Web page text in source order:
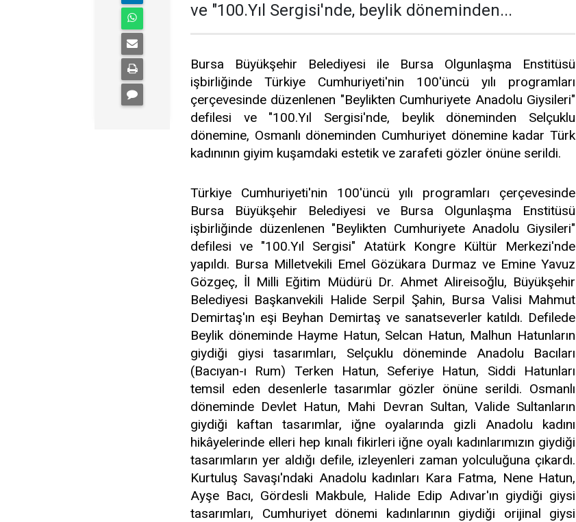
ve "100.Yıl Sergisi'nde, beylik döneminden...
Bursa Büyükşehir Belediyesi ile Bursa Olgunlaşma Enstitüsü
işbirliğinde Türkiye Cumhuriyeti'nin 100'üncü yılı programları
çerçevesinde düzenlenen "Beylikten Cumhuriyete Anadolu Giysileri"
defilesi ve "100.Yıl Sergisi'nde, beylik döneminden Selçuklu
dönemine, Osmanlı döneminden Cumhuriyet dönemine kadar Türk
kadınının giyim kuşamdaki estetik ve zarafeti gözler önüne serildi.
Türkiye Cumhuriyeti'nin 100'üncü yılı programları çerçevesinde
Bursa Büyükşehir Belediyesi ve Bursa Olgunlaşma Enstitüsü
işbirliğinde düzenlenen "Beylikten Cumhuriyete Anadolu Giysileri"
defilesi ve "100.Yıl Sergisi" Atatürk Kongre Kültür Merkezi'nde
yapıldı. Bursa Milletvekili Emel Gözükara Durmaz ve Emine Yavuz
Gözgeç, İl Milli Eğitim Müdürü Dr. Ahmet Alireisoğlu, Büyükşehir
Belediyesi Başkanvekili Halide Serpil Şahin, Bursa Valisi Mahmut
Demirtaş'ın eşi Beyhan Demirtaş ve sanatseverler katıldı. Defilede
Beylik döneminde Hayme Hatun, Selcan Hatun, Malhun Hatunların
giydiği giysi tasarımları, Selçuklu döneminde Anadolu Bacıları
(Bacıyan-ı Rum) Terken Hatun, Seferiye Hatun, Siddi Hatunları
temsil eden desenlerle tasarımlar gözler önüne serildi. Osmanlı
döneminde Devlet Hatun, Mahi Devran Sultan, Valide Sultanların
giydiği kaftan tasarımlar, iğne oyalarında gizli Anadolu kadını
hikâyelerinde elleri hep kınalı fikirleri iğne oyalı kadınlarımızın giydiği
tasarımların yer aldığı defile, izleyenleri zaman yolculuğuna çıkardı.
Kurtuluş Savaşı'ndaki Anadolu kadınları Kara Fatma, Nene Hatun,
Ayşe Bacı, Gördesli Makbule, Halide Edip Adıvar'ın giydiği giysi
tasarımları, Cumhuriyet dönemi kadınlarının giydiği orijinal giysi